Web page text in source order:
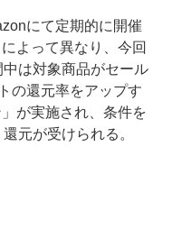
にて定期的に開催
よって異なり、今回
は対象商品がセール
の還元率をアップす
が実施され、条件を
元が受けられる。